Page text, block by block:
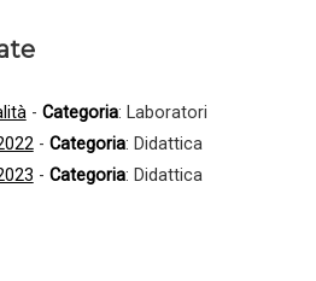
- Categoria: Laboratori
- Categoria: Didattica
- Categoria: Didattica